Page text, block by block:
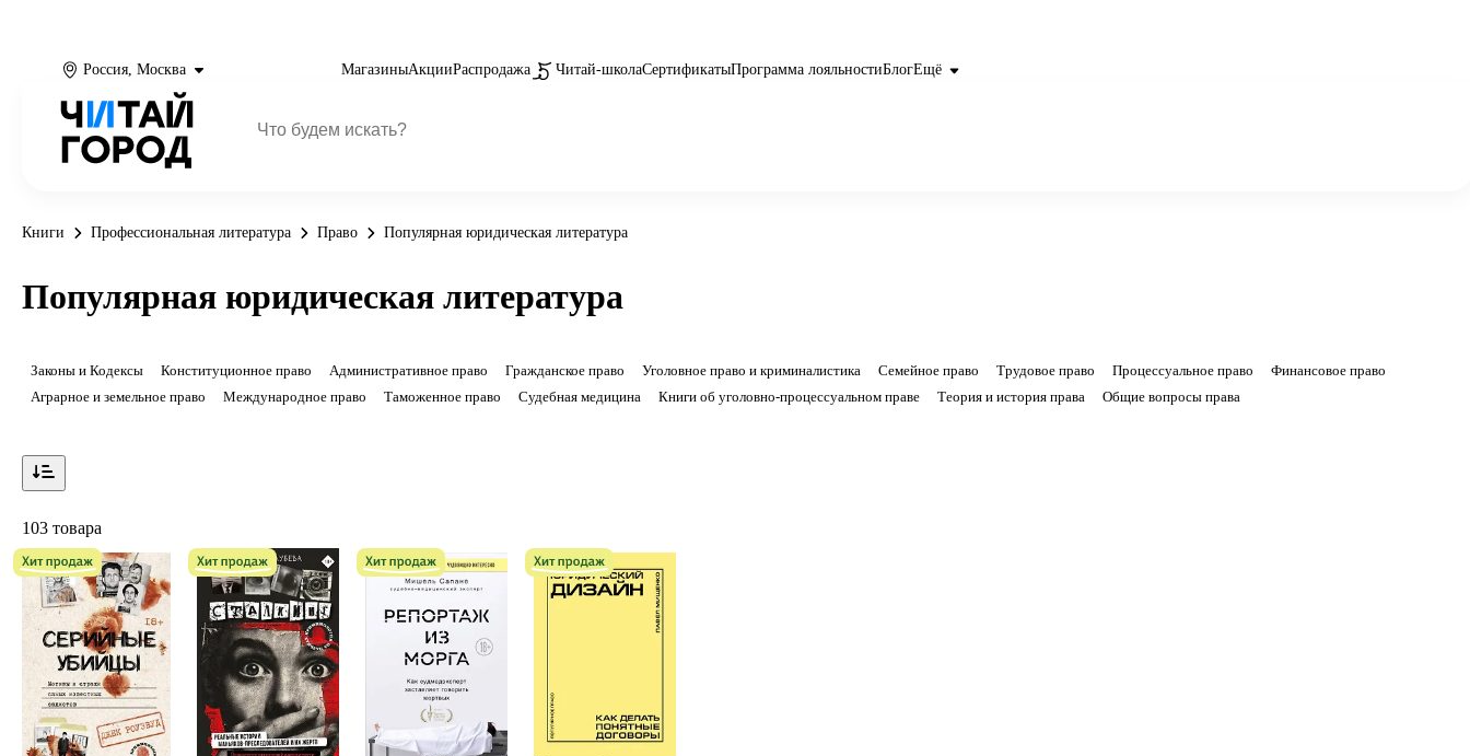
Россия, Москва МагазиныАкцииРаспродажа Читай-школаСертификатыПрограмма лояльностиБлогЕщё
Книги Профессиональная литература Право Популярная юридическая литература
Популярная юридическая литература
Законы и Кодексы Конституционное право Административное право Гражданское право Уголовное право и криминалистика Семейное право Трудовое право Процессуальное право
Финансовое право
Аграрное и земельное право
Международное право Таможенное право Судебная медицина Книги об уголовно-процессуальном праве Теория и история права Общие вопросы права
103 товара